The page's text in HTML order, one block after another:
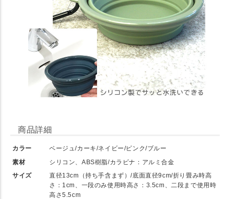
商品詳細
カラー
ベージュ/カーキ/ネイビー/ピンク/ブルー
素材
シリコン、ABS樹脂/カラビナ：アルミ合金
サイズ
直径13cm（持ち手含まず）/底面直径9cm/折り畳み時高
さ：1cm、一段のみ使用時高さ：3.5cm、二段まで使用時
高さ5.5cm